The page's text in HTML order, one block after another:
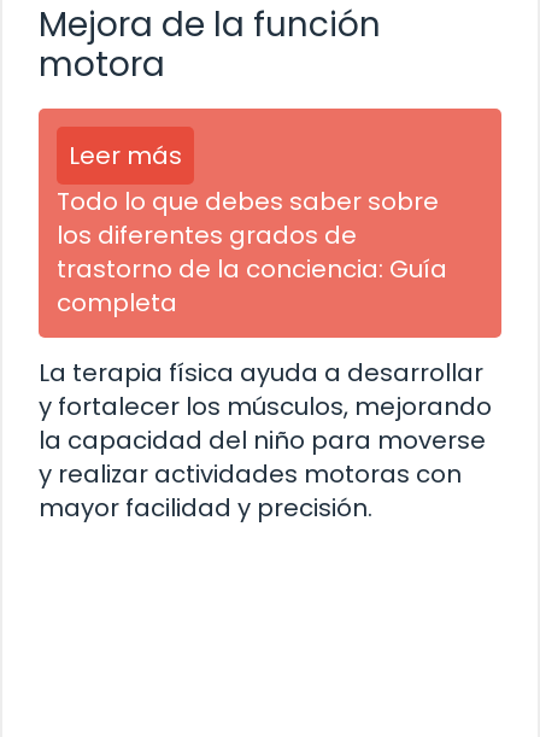
Mejora de la función
motora
Leer más
Todo lo que debes saber sobre
los diferentes grados de
trastorno de la conciencia: Guía
completa
La terapia física ayuda a desarrollar
y fortalecer los músculos, mejorando
la capacidad del niño para moverse
y realizar actividades motoras con
mayor facilidad y precisión.